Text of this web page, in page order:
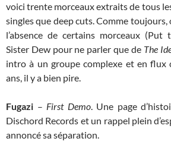
voici trente morceaux extraits de tous
singles que deep cuts. Comme
l’absence de certains morceaux
Sister Dew pour ne parler que de The
intro à un groupe complexe et en flux
ans, il y a bien pire.
Fugazi – First Demo. Une page
Dischord Records et un rappel plein
annoncé sa séparation.